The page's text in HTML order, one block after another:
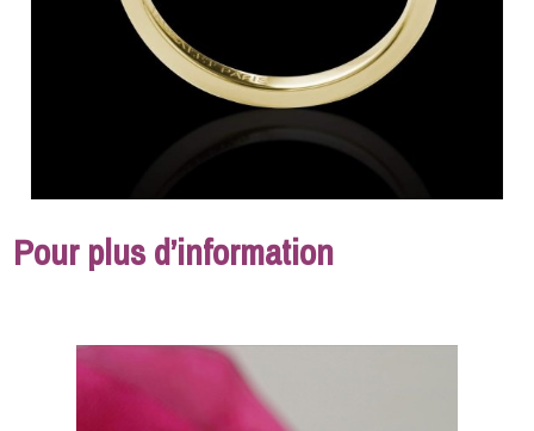
Pour plus d’information